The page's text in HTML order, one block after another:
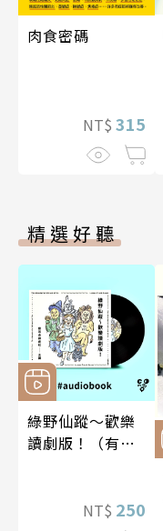
肉食密碼
NT$ 315
精選好聽
綠野仙蹤～歡樂
讀劇版！（有聲
NT$ 250